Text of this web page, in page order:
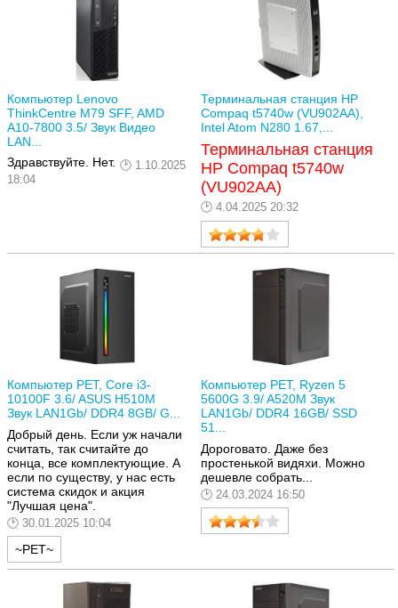
Компьютер Lenovo
ThinkCentre M79 SFF, AMD
A10-7800 3.5/ Звук Видео
LAN...
Здравствуйте. Нет.
1.10.2025
18:04
Терминальная станция HP
Compaq t5740w (VU902AA),
Intel Atom N280 1.67,...
Терминальная станция
HP Compaq t5740w
(VU902AA)
4.04.2025 20:32
Компьютер РЕТ, Core i3-
10100F 3.6/ ASUS H510M
Звук LAN1Gb/ DDR4 8GB/ G...
Добрый день. Если уж начали
считать, так считайте до
конца, все комплектующие. А
если по существу, у нас есть
система скидок и акция
"Лучшая цена".
30.01.2025 10:04
~РЕТ~
Компьютер РЕТ, Ryzen 5
5600G 3.9/ A520M Звук
LAN1Gb/ DDR4 16GB/ SSD
51...
Дороговато. Даже без
простенькой видяхи. Можно
дешевле собрать...
24.03.2024 16:50